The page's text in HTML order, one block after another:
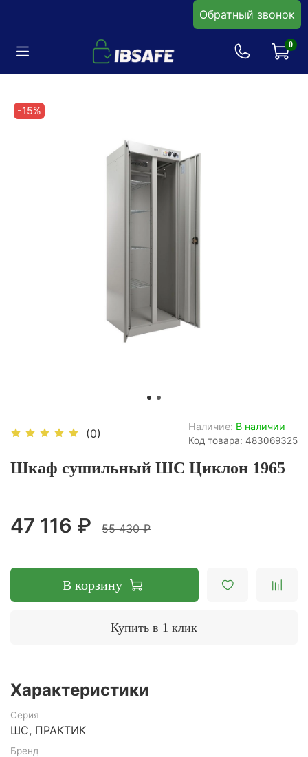
Обратный звонок
0
-15%
(0)
Наличие: В наличии
Код товара: 483069325
Шкаф сушильный ШС Циклон 1965
47 116 ₽ 55 430 ₽
В корзину
Купить в 1 клик
Характеристики
Серия
ШС, ПРАКТИК
Бренд